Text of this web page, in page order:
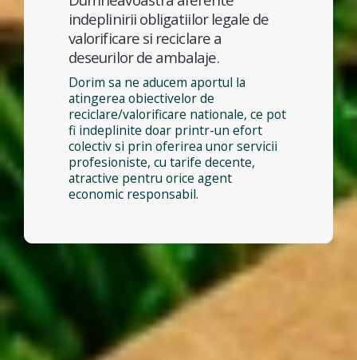
indeplinirii obligatiilor legale de
valorificare si reciclare a
deseurilor de ambalaje.
Dorim sa ne aducem aportul la
atingerea obiectivelor de
reciclare/valorificare nationale, ce pot
fi indeplinite doar printr-un efort
colectiv si prin oferirea unor servicii
profesioniste, cu tarife decente,
atractive pentru orice agent
economic responsabil.